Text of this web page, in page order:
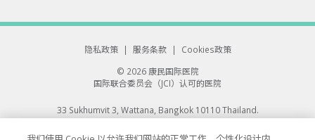
隐私政策 | 服务条款 |
Cookies政策
© 2026 康民国际医院
国际联合委员会（JCI）认可的医院
33 Sukhumvit 3, Wattana, Bangkok 10110 Thailand.
All rights reserved.